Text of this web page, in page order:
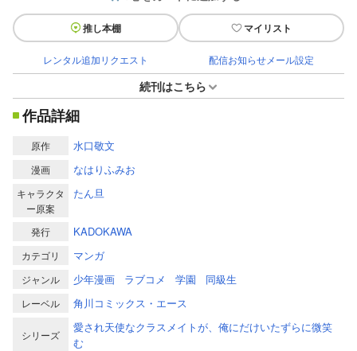
推し本棚 マイリスト
レンタル追加リクエスト 配信お知らせメール設定
続刊はこちら
作品詳細
原作 水口敬文
漫画 なはりふみお
キャラクタ
ー原案
たん旦
発行 KADOKAWA
カテゴリ マンガ
ジャンル 少年漫画 ラブコメ 学園 同級生
レーベル 角川コミックス・エース
シリーズ
愛され天使なクラスメイトが、俺にだけいたずらに微笑
む